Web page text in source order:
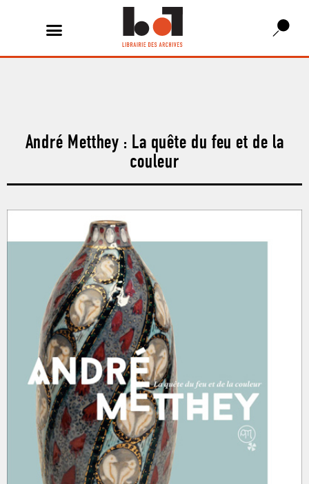
André Metthey : La quête du feu et de la
couleur